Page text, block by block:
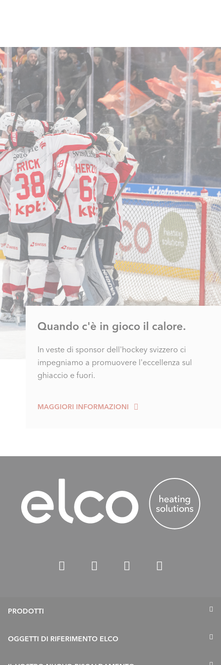
Quando c'è in gioco il calore.
In veste di sponsor dell'hockey svizzero ci
impegniamo a promuovere l'eccellenza sul
ghiaccio e fuori.
MAGGIORI INFORMAZIONI
PRODOTTI
OGGETTI DI RIFERIMENTO ELCO